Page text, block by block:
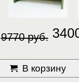
9770 руб.
В корзину